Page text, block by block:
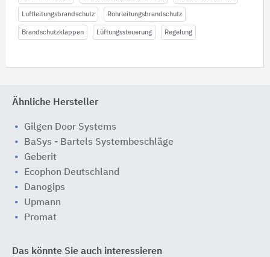
Luftleitungsbrandschutz Rohrleitungsbrandschutz
Brandschutzklappen Lüftungssteuerung Regelung
Ähnliche Hersteller
Gilgen Door Systems
BaSys - Bartels Systembeschläge
Geberit
Ecophon Deutschland
Danogips
Upmann
Promat
Das könnte Sie auch interessieren